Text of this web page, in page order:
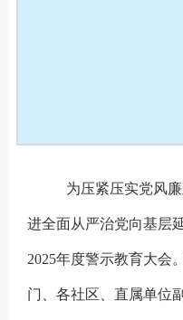
为压紧压实党风
进全面从严治党向基层
2025年度警示教育大会
门、各社区、直属单位